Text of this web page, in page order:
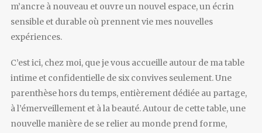
m’ancre à nouveau et ouvre un nouvel espace, un écrin
sensible et durable où prennent vie mes nouvelles
expériences.
C’est ici, chez moi, que je vous accueille autour de ma table
intime et confidentielle de six convives seulement. Une
parenthèse hors du temps, entièrement dédiée au partage,
à l’émerveillement et à la beauté. Autour de cette table, une
nouvelle manière de se relier au monde prend forme,